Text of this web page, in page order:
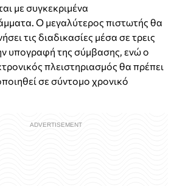
με συγκεκριμένα
Ο μεγαλύτερος πιστωτής θα
τις διαδικασίες μέσα σε τρεις
υπογραφή της σύμβασης, ενώ ο
πλειστηριασμός θα πρέπει
σε σύντομο χρονικό